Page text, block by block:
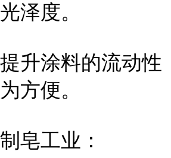
光泽度。
提升涂料的流动性
为方便。
制皂工业：